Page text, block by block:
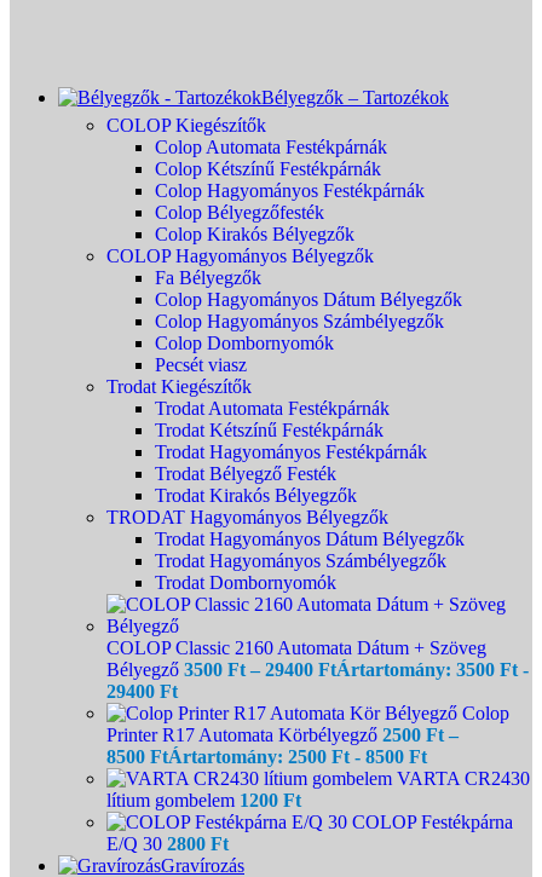
Bélyegzők – Tartozékok
COLOP Kiegészítők
Colop Automata Festékpárnák
Colop Kétszínű Festékpárnák
Colop Hagyományos Festékpárnák
Colop Bélyegzőfesték
Colop Kirakós Bélyegzők
COLOP Hagyományos Bélyegzők
Fa Bélyegzők
Colop Hagyományos Dátum Bélyegzők
Colop Hagyományos Számbélyegzők
Colop Dombornyomók
Pecsét viasz
Trodat Kiegészítők
Trodat Automata Festékpárnák
Trodat Kétszínű Festékpárnák
Trodat Hagyományos Festékpárnák
Trodat Bélyegző Festék
Trodat Kirakós Bélyegzők
TRODAT Hagyományos Bélyegzők
Trodat Hagyományos Dátum Bélyegzők
Trodat Hagyományos Számbélyegzők
Trodat Dombornyomók
COLOP Classic 2160 Automata Dátum + Szöveg
Bélyegző 3500 Ft – 29400 FtÁrtartomány: 3500 Ft -
29400 Ft
Colop
Printer R17 Automata Körbélyegző 2500 Ft –
8500 FtÁrtartomány: 2500 Ft - 8500 Ft
VARTA CR2430
lítium gombelem 1200 Ft
COLOP Festékpárna
E/Q 30 2800 Ft
Gravírozás